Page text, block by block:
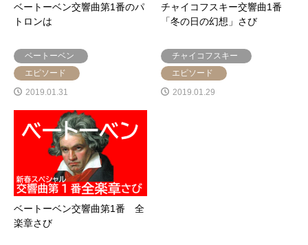
ベートーベン交響曲第1番のパ
トロンは
ベートーベン
エピソード
2019.01.31
チャイコフスキー交響曲1番
「冬の日の幻想」さび
チャイコフスキー
エピソード
2019.01.29
ベートーベン交響曲第1番 全
楽章さび